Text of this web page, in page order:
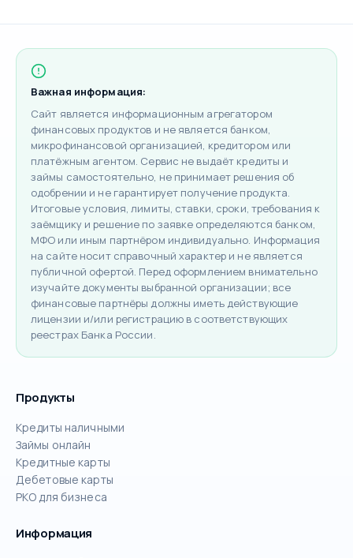
Важная информация:
Сайт является информационным агрегатором
финансовых продуктов и не является банком,
микрофинансовой организацией, кредитором или
платёжным агентом. Сервис не выдаёт кредиты и
займы самостоятельно, не принимает решения об
одобрении и не гарантирует получение продукта.
Итоговые условия, лимиты, ставки, сроки, требования к
заёмщику и решение по заявке определяются банком,
МФО или иным партнёром индивидуально. Информация
на сайте носит справочный характер и не является
публичной офертой. Перед оформлением внимательно
изучайте документы выбранной организации; все
финансовые партнёры должны иметь действующие
лицензии и/или регистрацию в соответствующих
реестрах Банка России.
Продукты
Кредиты наличными
Займы онлайн
Кредитные карты
Дебетовые карты
РКО для бизнеса
Информация